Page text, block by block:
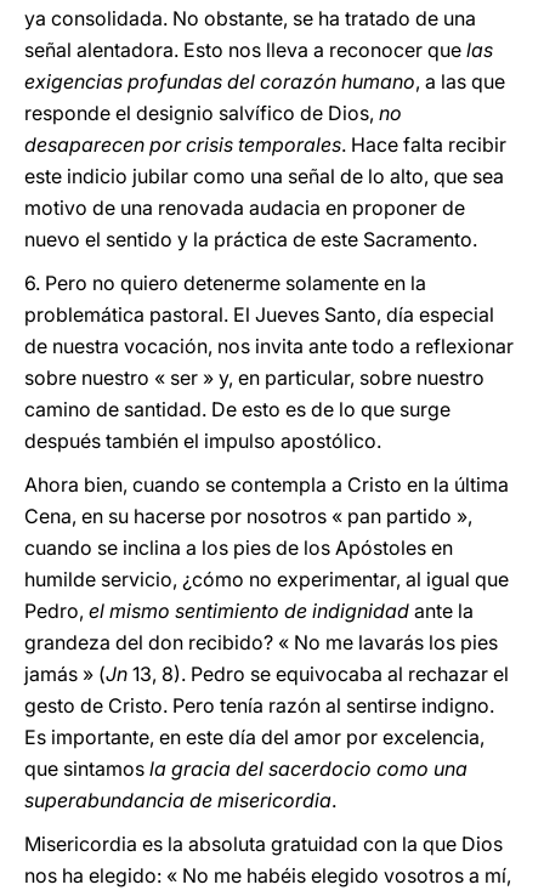
ya consolidada. No obstante, se ha tratado de una
señal alentadora. Esto nos lleva a reconocer que las
exigencias profundas del corazón humano, a las que
responde el designio salvífico de Dios, no
desaparecen por crisis temporales. Hace falta recibir
este indicio jubilar como una señal de lo alto, que sea
motivo de una renovada audacia en proponer de
nuevo el sentido y la práctica de este Sacramento.
6. Pero no quiero detenerme solamente en la
problemática pastoral. El Jueves Santo, día especial
de nuestra vocación, nos invita ante todo a reflexionar
sobre nuestro « ser » y, en particular, sobre nuestro
camino de santidad. De esto es de lo que surge
después también el impulso apostólico.
Ahora bien, cuando se contempla a Cristo en la última
Cena, en su hacerse por nosotros « pan partido »,
cuando se inclina a los pies de los Apóstoles en
humilde servicio, ¿cómo no experimentar, al igual que
Pedro, el mismo sentimiento de indignidad ante la
grandeza del don recibido? « No me lavarás los pies
jamás » (Jn 13, 8). Pedro se equivocaba al rechazar el
gesto de Cristo. Pero tenía razón al sentirse indigno.
Es importante, en este día del amor por excelencia,
que sintamos la gracia del sacerdocio como una
superabundancia de misericordia.
Misericordia es la absoluta gratuidad con la que Dios
nos ha elegido: « No me habéis elegido vosotros a mí,